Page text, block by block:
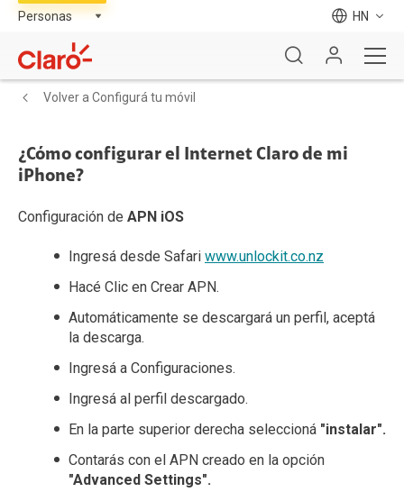
HN
Volver a Configurá tu móvil
¿Cómo configurar el Internet Claro de mi
iPhone?
Configuración de APN iOS
Ingresá desde Safari www.unlockit.co.nz
Hacé Clic en Crear APN.
Automáticamente se descargará un perfil, aceptá
la descarga.
Ingresá a Configuraciones.
Ingresá al perfil descargado.
En la parte superior derecha seleccioná "instalar".
Contarás con el APN creado en la opción
"Advanced Settings".